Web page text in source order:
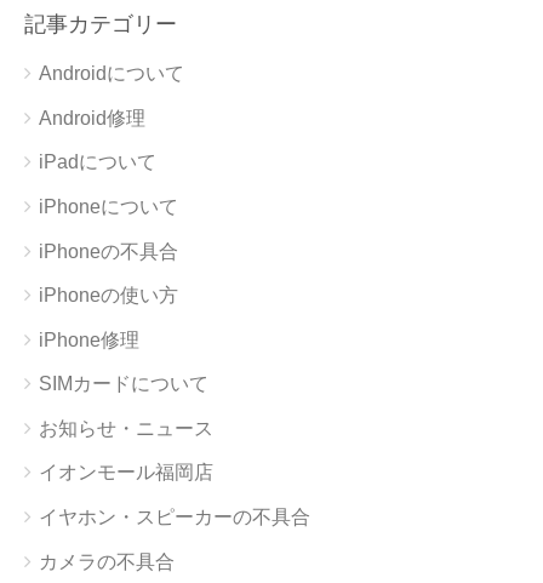
記事カテゴリー
Androidについて
Android修理
iPadについて
iPhoneについて
iPhoneの不具合
iPhoneの使い方
iPhone修理
SIMカードについて
お知らせ・ニュース
イオンモール福岡店
イヤホン・スピーカーの不具合
カメラの不具合